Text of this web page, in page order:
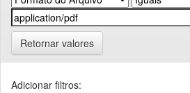
Retornar valores
Adicionar filtros: